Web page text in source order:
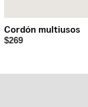
Cordón multiusos
$269